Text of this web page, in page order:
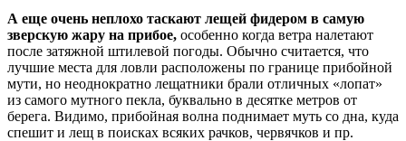
А еще очень неплохо таскают лещей фидером в самую
зверскую жару на прибое, особенно когда ветра налетают
после затяжной штилевой погоды. Обычно считается, что
лучшие места для ловли расположены по границе прибойной
мути, но неоднократно лещатники брали отличных «лопат»
из самого мутного пекла, буквально в десятке метров от
берега. Видимо, прибойная волна поднимает муть со дна, куда
спешит и лещ в поисках всяких рачков, червячков и пр.